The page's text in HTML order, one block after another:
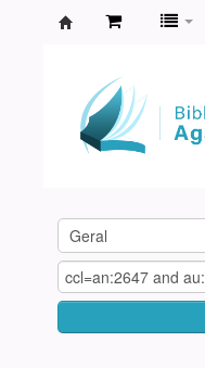
Agamenon
Magalhães